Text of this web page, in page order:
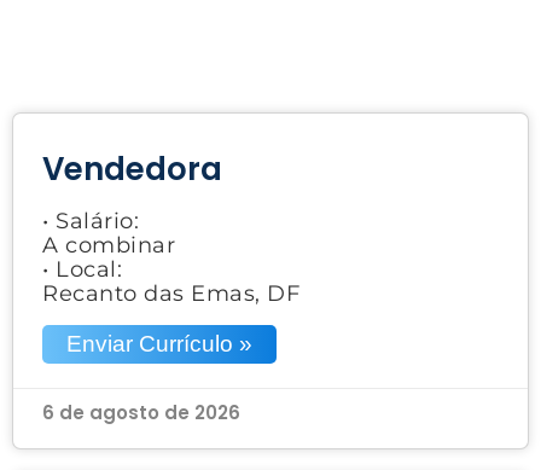
Vendedora
• Salário:
A combinar
• Local:
Recanto das Emas, DF
Enviar Currículo »
6 de agosto de 2026